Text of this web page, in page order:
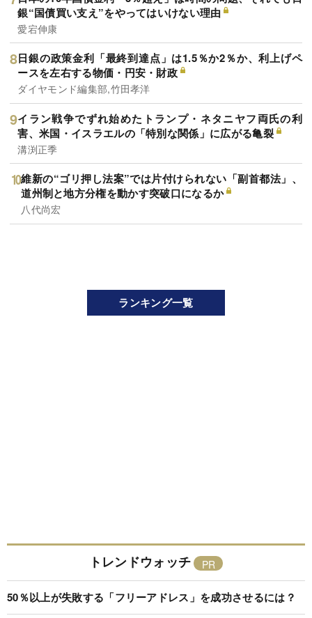
銀“国債買い支え”をやってはいけない理由
愛宕伸康
日銀の政策金利「最終到達点」は1.5％か2％か、利上げペ
ースを左右する物価・円安・財政
ダイヤモンド編集部,竹田孝洋
イラン戦争でずれ始めたトランプ・ネタニヤフ両氏の利
害、米国・イスラエルの「特別な関係」に広がる亀裂
溝渕正季
維新の“ゴリ押し法案”では片付けられない「副首都法」、
道州制と地方分権を動かす突破口になるか
八代尚宏
ランキング一覧
トレンドウォッチ
50％以上が失敗する「フリーアドレス」を成功させるには？